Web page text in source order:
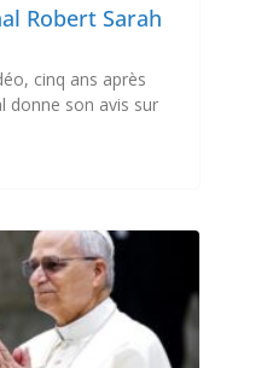
Robert Sarah
cinq ans après
donne son avis sur